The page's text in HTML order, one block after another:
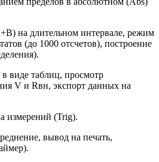
на длительном интервале, режим
(до 1000 отсчетов), построение
виде таблиц, просмотр
V и Rвн, экспорт данных на
измерений (Trig).
вывод на печать,